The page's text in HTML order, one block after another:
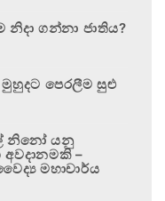
ගන්නා ජාතිය?
පෙරලීම සුළු
නිනෝ යනු
අවදානමකි –
මහාචාර්ය